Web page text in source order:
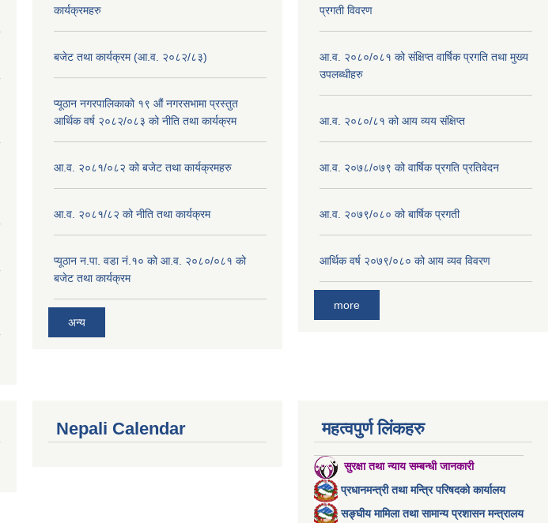
कार्यक्रमहरु
बजेट तथा कार्यक्रम (आ.व. २०८२/८३)
प्यूठान नगरपालिकाको १९ औं नगरसभामा प्रस्तुत
आर्थिक वर्ष २०८२/०८३ को नीति तथा कार्यक्रम
आ.व. २०८१/०८२ को बजेट तथा कार्यक्रमहरु
आ.व. २०८१/८२ को नीति तथा कार्यक्रम
प्यूठान न.पा. वडा नं.१० को आ.व. २०८०/०८१ को
बजेट तथा कार्यक्रम
अन्य
प्रगती विवरण
आ.व. २०८०/०८१ को संक्षिप्त वार्षिक प्रगति तथा मुख्य
उपलब्धीहरु
आ.व. २०८०/८१ को आय व्यय संक्षिप्त
आ.व. २०७८/०७९ को वार्षिक प्रगति प्रतिवेदन
आ.व. २०७९/०८० को बार्षिक प्रगती
आर्थिक वर्ष २०७९/०८० को आय व्यव विवरण
more
Nepali Calendar महत्वपुर्ण लिंकहरु
सुरक्षा तथा न्याय सम्बन्धी जानकारी
प्रधानमन्त्री तथा मन्त्रि परिषदको कार्यालय
सङ्घीय मामिला तथा सामान्य प्रशासन मन्त्रालय